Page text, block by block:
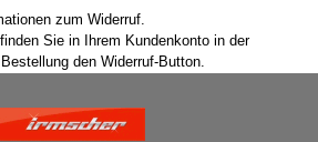
zum Widerruf.
Sie in Ihrem Kundenkonto in der
den Widerruf-Button.